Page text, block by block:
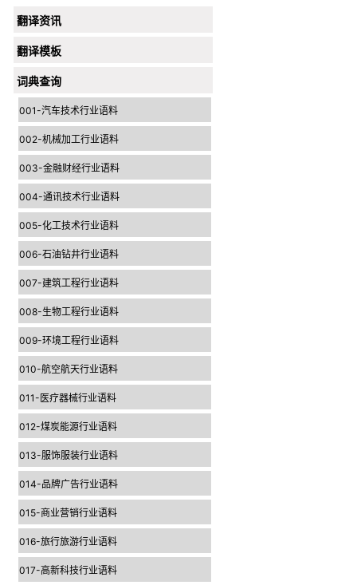
翻译资讯
翻译模板
词典查询
001-汽车技术行业语料
002-机械加工行业语料
003-金融财经行业语料
004-通讯技术行业语料
005-化工技术行业语料
006-石油钻井行业语料
007-建筑工程行业语料
008-生物工程行业语料
009-环境工程行业语料
010-航空航天行业语料
011-医疗器械行业语料
012-煤炭能源行业语料
013-服饰服装行业语料
014-品牌广告行业语料
015-商业营销行业语料
016-旅行旅游行业语料
017-高新科技行业语料